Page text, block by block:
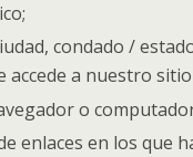
condado /
accede a nuestro
o
enlaces en los que